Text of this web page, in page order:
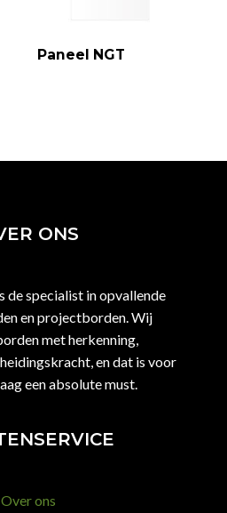
Paneel NGT
ONS
de specialist in opvallende
en projectborden. Wij
met herkenning,
en dat is voor
een absolute must.
Over ons